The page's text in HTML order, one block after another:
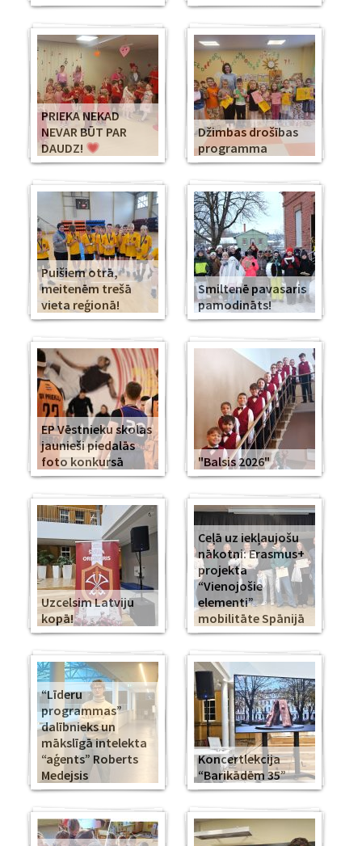
PRIEKA NEKAD
NEVAR BŪT PAR
DAUDZ!
Džimbas drošības
programma
Puišiem otrā,
meitenēm trešā
vieta reģionā!
Smiltenē pavasaris
pamodināts!
EP Vēstnieku skolas
jaunieši piedalās
foto konkursā
"Balsis 2026"
Uzcelsim Latviju
kopā!
Ceļā uz iekļaujošu
nākotni: Erasmus+
projekta
“Vienojošie
elementi”
mobilitāte Spānijā
“Līderu
programmas”
dalībnieks un
mākslīgā intelekta
“aģents” Roberts
Medejsis
Koncertlekcija
“Barikādēm 35”